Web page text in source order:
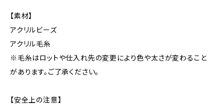
【素材】
アクリルビーズ
アクリル毛糸
※毛糸はロットや仕入れ先の変更により色や太さが変わること
があります。ご了承ください。
【安全上の注意】